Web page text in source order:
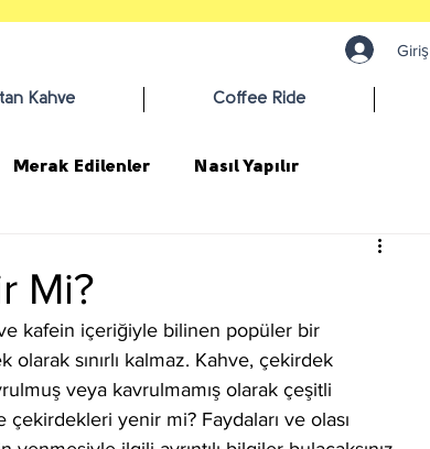
Giriş
Kahve Coffee Ride
Merak Edilenler Nasıl Yapılır
Mi?
kafein içeriğiyle bilinen popüler bir
sınırlı kalmaz. Kahve, çekirdek
veya kavrulmamış olarak çeşitli
yenir mi? Faydaları ve olası